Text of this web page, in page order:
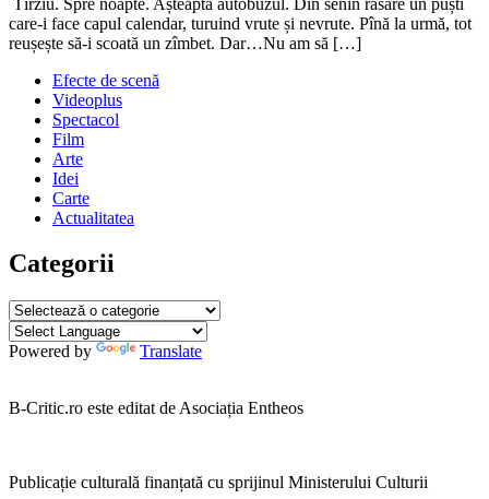
decembrie
201623
2016
care-i face capul calendar, turuind vrute și nevrute. Pînă la urmă, tot
reușește să-i scoată un zîmbet. Dar…Nu am să […]
Efecte de scenă
Videoplus
Spectacol
Film
Arte
Idei
Carte
Actualitatea
Categorii
Categorii
Powered by Translate
B-Critic.ro este editat de Asociația Entheos
Publicație culturală finanțată cu sprijinul Ministerului Culturii